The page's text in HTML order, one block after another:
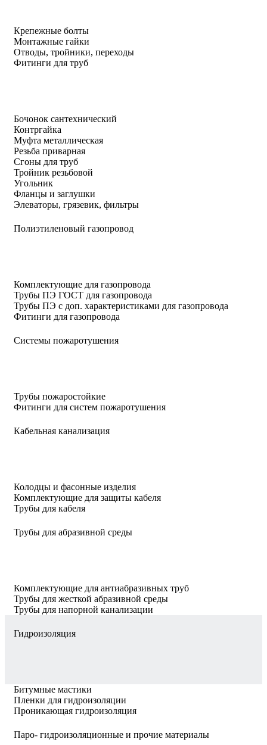
Крепежные болты
Монтажные гайки
Отводы, тройники, переходы
Фитинги для труб
Бочонок сантехнический
Контргайка
Муфта металлическая
Резьба приварная
Сгоны для труб
Тройник резьбовой
Угольник
Фланцы и заглушки
Элеваторы, грязевик, фильтры
Полиэтиленовый газопровод
Комплектующие для газопровода
Трубы ПЭ ГОСТ для газопровода
Трубы ПЭ с доп. характеристиками для газопровода
Фитинги для газопровода
Системы пожаротушения
Трубы пожаростойкие
Фитинги для систем пожаротушения
Кабельная канализация
Колодцы и фасонные изделия
Комплектующие для защиты кабеля
Трубы для кабеля
Трубы для абразивной среды
Комплектующие для антиабразивных труб
Трубы для жесткой абразивной среды
Трубы для напорной канализации
Гидроизоляция
Битумные мастики
Пленки для гидроизоляции
Проникающая гидроизоляция
Паро- гидроизоляционные и прочие материалы